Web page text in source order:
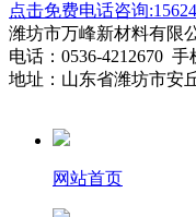
点击免费电话咨询
潍坊市万峰新材料有限
电话：0536-4212670 手
地址：山东省潍坊市安
网站首页